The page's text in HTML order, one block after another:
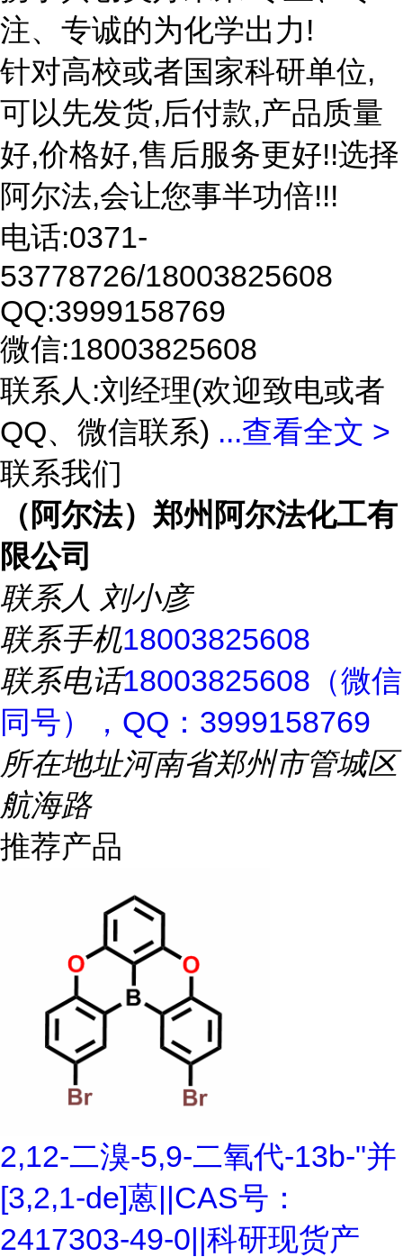
注、专诚的为化学出力!
针对高校或者国家科研单位,
可以先发货,后付款,产品质量
好,价格好,售后服务更好!!选择
阿尔法,会让您事半功倍!!!
电话:0371-
53778726/18003825608
QQ:3999158769
微信:18003825608
联系人:刘经理(欢迎致电或者
QQ、微信联系) ...查看全文 >
联系我们
（阿尔法）郑州阿尔法化工有
限公司
联系人 刘小彦
联系手机18003825608
联系电话18003825608（微信
同号），QQ：3999158769
所在地址河南省郑州市管城区
航海路
推荐产品
2,12-二溴-5,9-二氧代-13b-"并
[3,2,1-de]蒽||CAS号：
2417303-49-0||科研现货产